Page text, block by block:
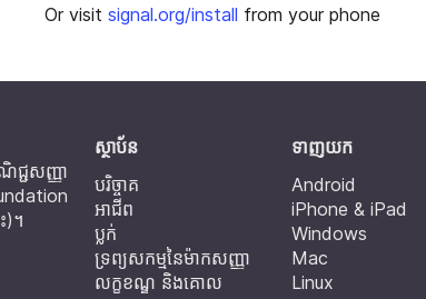
Or visit signal.org/install from your phone
ជ្ជសញ្ញា
)។
ស្ថាប័ន
បរិច្ចាគ
អាជីព
ប្លក់
ទ្រព្យសកម្មនៃម៉ាកសញ្ញា
លក្ខខណ្ឌ និងគោល
ទាញយក
Android
iPhone & iPad
Windows
Mac
Linux